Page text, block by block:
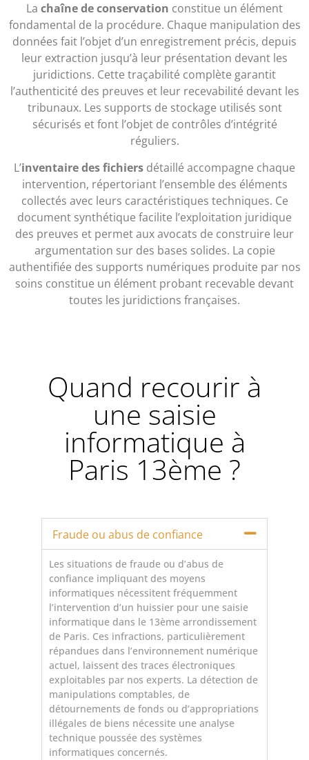
La chaîne de conservation constitue un élément
fondamental de la procédure. Chaque manipulation des
données fait l’objet d’un enregistrement précis, depuis
leur extraction jusqu’à leur présentation devant les
juridictions. Cette traçabilité complète garantit
l’authenticité des preuves et leur recevabilité devant les
tribunaux. Les supports de stockage utilisés sont
sécurisés et font l’objet de contrôles d’intégrité
réguliers.
L’inventaire des fichiers détaillé accompagne chaque
intervention, répertoriant l’ensemble des éléments
collectés avec leurs caractéristiques techniques. Ce
document synthétique facilite l’exploitation juridique
des preuves et permet aux avocats de construire leur
argumentation sur des bases solides. La copie
authentifiée des supports numériques produite par nos
soins constitue un élément probant recevable devant
toutes les juridictions françaises.
Quand recourir à
une saisie
informatique à
Paris 13ème ?
Fraude ou abus de confiance
Les situations de fraude ou d’abus de
confiance impliquant des moyens
informatiques nécessitent fréquemment
l’intervention d’un huissier pour une saisie
informatique dans le 13ème arrondissement
de Paris. Ces infractions, particulièrement
répandues dans l’environnement numérique
actuel, laissent des traces électroniques
exploitables par nos experts. La détection de
manipulations comptables, de
détournements de fonds ou d’appropriations
illégales de biens nécessite une analyse
technique poussée des systèmes
informatiques concernés.